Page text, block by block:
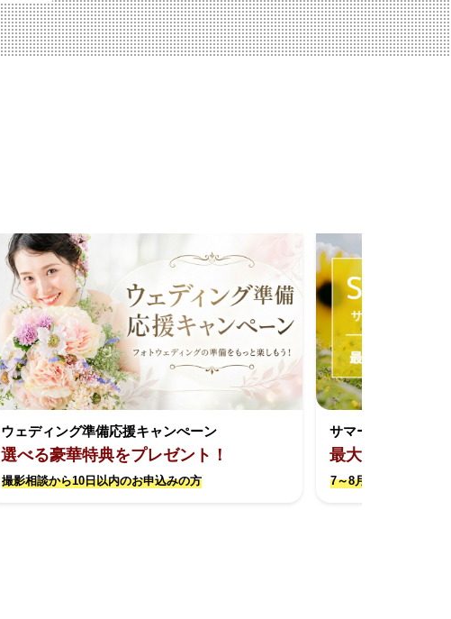
ウェディング準備応援キャンぺーン
選べる豪華特典をプレゼント！
撮影相談から10日以内のお申込みの方
サマーキャンペーン
最大約17万円お
7～8月撮影限定